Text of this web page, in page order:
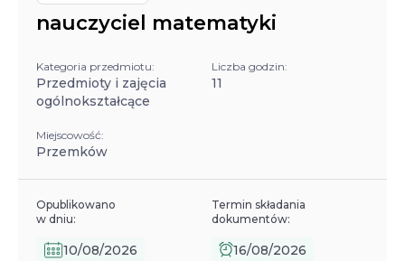
nauczyciel matematyki
Kategoria przedmiotu:
Przedmioty i zajęcia
ogólnokształcące
Liczba godzin:
11
Miejscowość:
Przemków
Opublikowano
w dniu:
10/08/2026
Termin składania
dokumentów:
16/08/2026